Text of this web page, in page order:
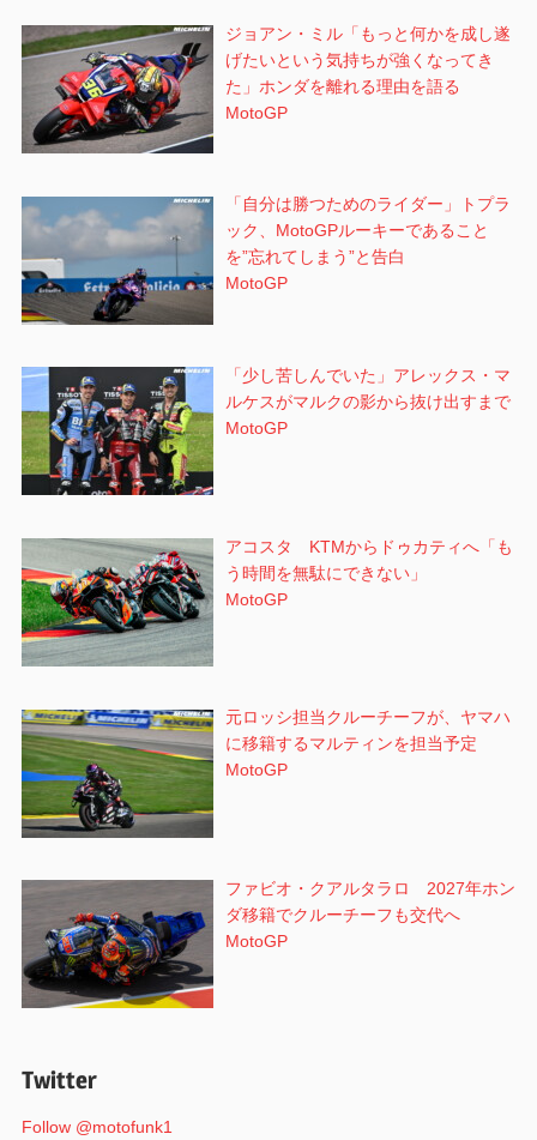
ジョアン・ミル「もっと何かを成し遂
げたいという気持ちが強くなってき
た」ホンダを離れる理由を語る
MotoGP
「自分は勝つためのライダー」トプラ
ック、MotoGPルーキーであること
を”忘れてしまう”と告白
MotoGP
「少し苦しんでいた」アレックス・マ
ルケスがマルクの影から抜け出すまで
MotoGP
アコスタ KTMからドゥカティへ「も
う時間を無駄にできない」
MotoGP
元ロッシ担当クルーチーフが、ヤマハ
に移籍するマルティンを担当予定
MotoGP
ファビオ・クアルタラロ 2027年ホン
ダ移籍でクルーチーフも交代へ
MotoGP
Twitter
Follow @motofunk1